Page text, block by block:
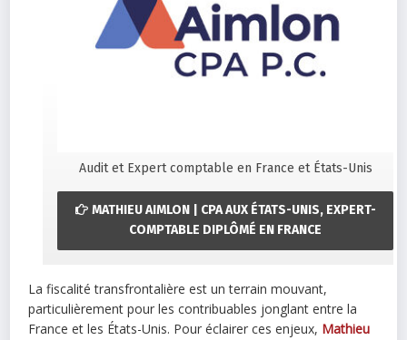
Audit et Expert comptable en France et États-Unis
MATHIEU AIMLON | CPA AUX ÉTATS-UNIS, EXPERT-
COMPTABLE DIPLÔMÉ EN FRANCE
La fiscalité transfrontalière est un terrain mouvant,
particulièrement pour les contribuables jonglant entre la
France et les États-Unis. Pour éclairer ces enjeux, Mathieu